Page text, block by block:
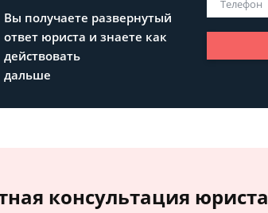
Вы получаете развернутый
ответ юриста и знаете как
действовать
дальше
консультация юриста